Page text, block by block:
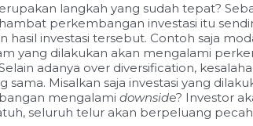
langkah yang sudah tepat?
perkembangan investasi itu
investasi tersebut. Contoh saja
yang dilakukan akan mengalami
adanya over diversification,
Misalkan saja investasi yang
mengalami downside? Investor
seluruh telur akan berpeluang